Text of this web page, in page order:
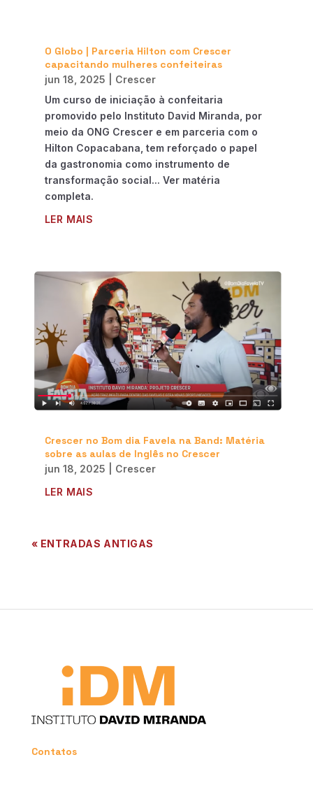
O Globo | Parceria Hilton com Crescer
capacitando mulheres confeiteiras
jun 18, 2025
Crescer
Um curso de iniciação à confeitaria
promovido pelo Instituto David Miranda, por
meio da ONG Crescer e em parceria com o
Hilton Copacabana, tem reforçado o papel
da gastronomia como instrumento de
transformação social... Ver matéria
completa.
LER MAIS
Crescer no Bom dia Favela na Band: Matéria
sobre as aulas de Inglês no Crescer
jun 18, 2025
Crescer
LER MAIS
« ENTRADAS ANTIGAS
Contatos